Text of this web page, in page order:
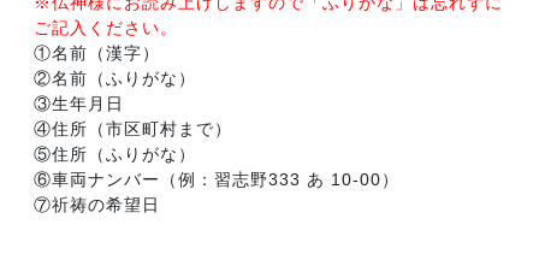
ご記入ください。
①名前（漢字）
②名前（ふりがな）
③生年月日
④住所（市区町村まで）
⑤住所（ふりがな）
⑥車両ナンバー（例：習志野333 あ 10-00）
⑦祈祷の希望日